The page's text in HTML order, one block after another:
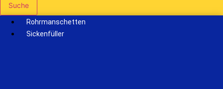
Suche
Rohrmanschetten
Sickenfüller